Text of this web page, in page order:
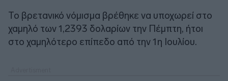
Το βρετανικό νόμισμα βρέθηκε να υποχωρεί στο
χαμηλό των 1,2393 δολαρίων την Πέμπτη, ήτοι
στο χαμηλότερο επίπεδο από την 1η Ιουλίου.